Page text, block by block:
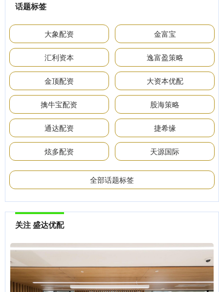
话题标签
大象配资 金富宝
汇利资本 逸富盈策略
金顶配资 大资本优配
擒牛宝配资 股海策略
通达配资 捷希缘
炫多配资 天源国际
全部话题标签
关注 盛达优配